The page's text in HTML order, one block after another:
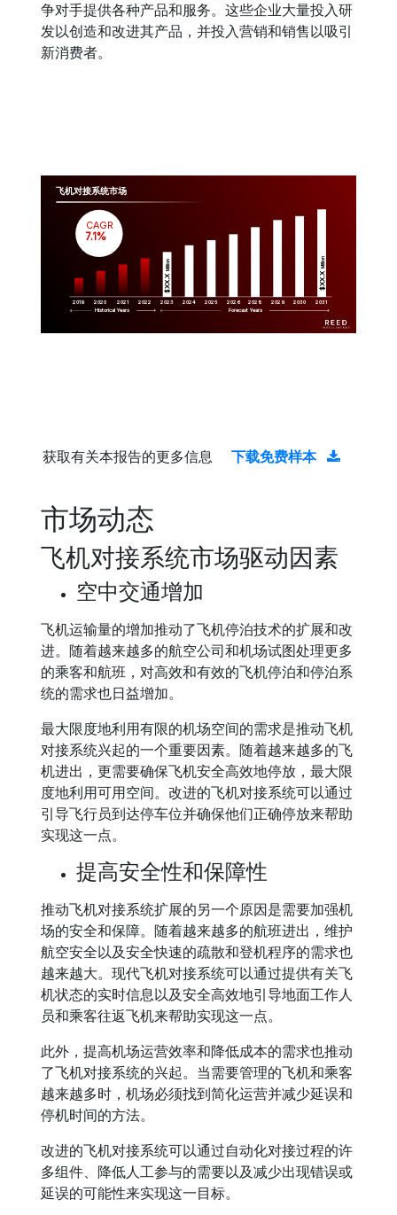
争对手提供各种产品和服务。这些企业大量投入研
发以创造和改进其产品，并投入营销和销售以吸引
新消费者。
飞机对接系统市场
2019 2020 2021 2022 2023 2024 2025 2026 2028 2029 2030 2031
$XX.X
Million
$XX.X
Million
CAGR
7.1%
Historical Years Forecast Years
获取有关本报告的更多信息 下载免费样本
市场动态
飞机对接系统市场驱动因素
空中交通增加
飞机运输量的增加推动了飞机停泊技术的扩展和改
进。随着越来越多的航空公司和机场试图处理更多
的乘客和航班，对高效和有效的飞机停泊和停泊系
统的需求也日益增加。
最大限度地利用有限的机场空间的需求是推动飞机
对接系统兴起的一个重要因素。随着越来越多的飞
机进出，更需要确保飞机安全高效地停放，最大限
度地利用可用空间。改进的飞机对接系统可以通过
引导飞行员到达停车位并确保他们正确停放来帮助
实现这一点。
提高安全性和保障性
推动飞机对接系统扩展的另一个原因是需要加强机
场的安全和保障。随着越来越多的航班进出，维护
航空安全以及安全快速的疏散和登机程序的需求也
越来越大。现代飞机对接系统可以通过提供有关飞
机状态的实时信息以及安全高效地引导地面工作人
员和乘客往返飞机来帮助实现这一点。
此外，提高机场运营效率和降低成本的需求也推动
了飞机对接系统的兴起。当需要管理的飞机和乘客
越来越多时，机场必须找到简化运营并减少延误和
停机时间的方法。
改进的飞机对接系统可以通过自动化对接过程的许
多组件、降低人工参与的需要以及减少出现错误或
延误的可能性来实现这一目标。